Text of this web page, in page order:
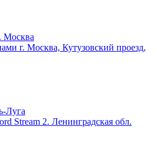
Москва
г. Москва, Кутузовский проезд,
Луга
Stream 2. Ленинградская обл.